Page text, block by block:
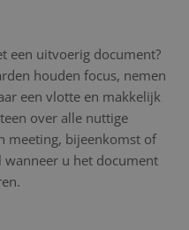
een uitvoerig document?
houden focus, nemen
een vlotte en makkelijk
over alle nuttige
meeting, bijeenkomst of
wanneer u het document